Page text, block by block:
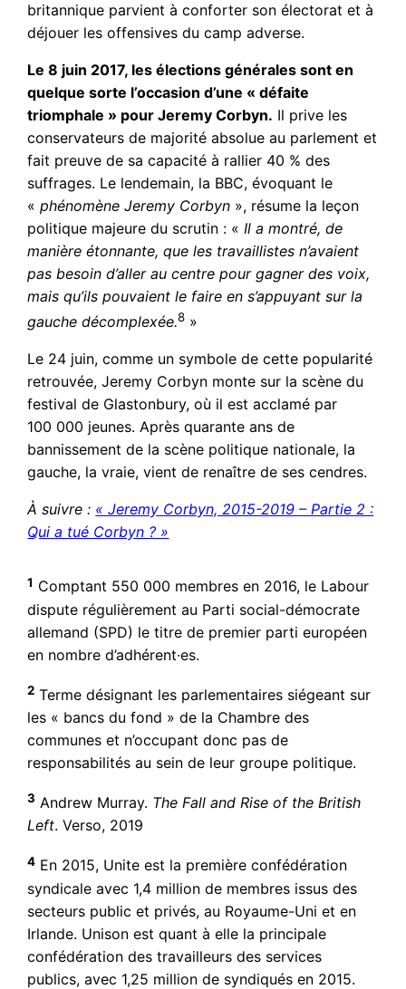
britannique parvient à conforter son électorat et à
déjouer les offensives du camp adverse.
Le 8 juin 2017, les élections générales sont en
quelque sorte l’occasion d’une « défaite
triomphale » pour Jeremy Corbyn. Il prive les
conservateurs de majorité absolue au parlement et
fait preuve de sa capacité à rallier 40 % des
suffrages. Le lendemain, la BBC, évoquant le
«phénomène Jeremy Corbyn », résume la leçon
politique majeure du scrutin : «Il a montré, de
manière étonnante, que les travaillistes n’avaient
pas besoin d’aller au centre pour gagner des voix,
mais qu’ils pouvaient le faire en s’appuyant sur la
gauche décomplexée.8 »
Le 24 juin, comme un symbole de cette popularité
retrouvée, Jeremy Corbyn monte sur la scène du
festival de Glastonbury, où il est acclamé par
100 000 jeunes. Après quarante ans de
bannissement de la scène politique nationale, la
gauche, la vraie, vient de renaître de ses cendres.
À suivre : « Jeremy Corbyn, 2015-2019 – Partie 2 :
Qui a tué Corbyn ? »
1 Comptant 550 000 membres en 2016, le Labour
dispute régulièrement au Parti social-démocrate
allemand (SPD) le titre de premier parti européen
en nombre d’adhérent·es.
2 Terme désignant les parlementaires siégeant sur
les « bancs du fond » de la Chambre des
communes et n’occupant donc pas de
responsabilités au sein de leur groupe politique.
3 Andrew Murray. The Fall and Rise of the British
Left. Verso, 2019
4 En 2015, Unite est la première confédération
syndicale avec 1,4 million de membres issus des
secteurs public et privés, au Royaume-Uni et en
Irlande. Unison est quant à elle la principale
confédération des travailleurs des services
publics, avec 1,25 million de syndiqués en 2015.